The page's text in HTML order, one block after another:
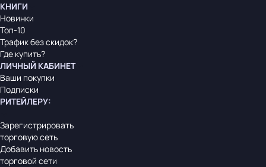
КНИГИ
Новинки
Топ-10
Трафик без скидок?
Где купить?
ЛИЧНЫЙ КАБИНЕТ
Ваши покупки
Подписки
РИТЕЙЛЕРУ:
Зарегистрировать
торговую сеть
Добавить новость
торговой сети